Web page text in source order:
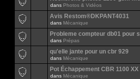
dans Photos & Vidéos
Avis Restom®DKPANT4031
dans Mécanique
Probleme compteur db01 pour
dans Prépas
qu'elle jante pour un cbr 929
dans Mécanique
Pot Échappement CBR 1100 XX
dans Mécanique